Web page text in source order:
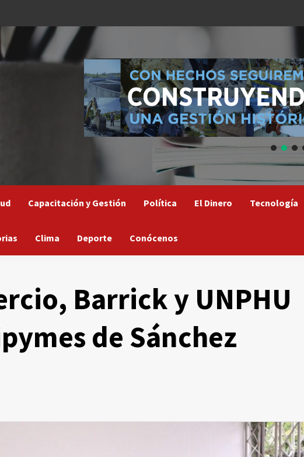
Capacitación y Gestión Política El Dinero Tecnología
Clima Deporte Conócenos
Barrick y UNPHU
de Sánchez